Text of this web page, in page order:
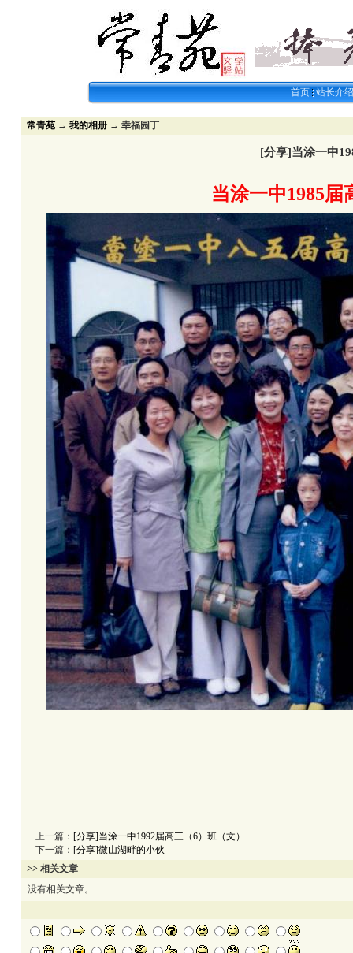
首页 站长介绍
常青苑 → 我的相册 → 幸福园丁
[分享]当涂一中
当涂一中1985届
上一篇： [分享]当涂一中1992届高三（6）班（文）
下一篇： [分享]微山湖畔的小伙
>> 相关文章
没有相关文章。